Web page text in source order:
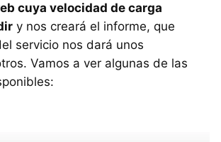
cuya velocidad de carga
y nos creará el informe, que
servicio nos dará unos
Vamos a ver algunas de las